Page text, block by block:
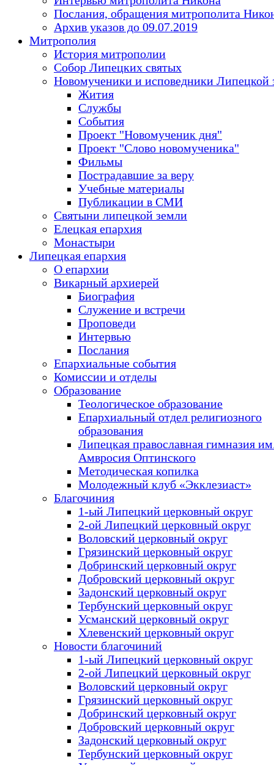
Послания, обращения митрополита
Архив указов до 09.07.2019
Митрополия
История митрополии
Собор Липецких святых
Новомученики и исповедники Липецкой
Жития
Службы
События
Проект "Новомученик дня"
Проект "Слово новомученика"
Фильмы
Пострадавшие за веру
Учебные материалы
Публикации в СМИ
Святыни липецкой земли
Елецкая епархия
Монастыри
Липецкая епархия
О епархии
Викарный архиерей
Биография
Служение и встречи
Проповеди
Интервью
Послания
Епархиальные события
Комиссии и отделы
Образование
Теологическое образование
Епархиальный отдел религиозного
образования
Липецкая православная гимназия
Амвросия Оптинского
Методическая копилка
Молодежный клуб «Экклезиаст»
Благочиния
1-ый Липецкий церковный округ
2-ой Липецкий церковный округ
Воловский церковный округ
Грязинский церковный округ
Добринский церковный округ
Добровский церковный округ
Задонский церковный округ
Тербунский церковный округ
Усманский церковный округ
Хлевенский церковный округ
Новости благочиний
1-ый Липецкий церковный округ
2-ой Липецкий церковный округ
Воловский церковный округ
Грязинский церковный округ
Добринский церковный округ
Добровский церковный округ
Задонский церковный округ
Тербунский церковный округ